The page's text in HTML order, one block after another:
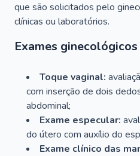
que são solicitados pelo
clínicas ou laboratórios.
Exames
Toque vaginal:
com inserção de dois
abdominal;
Exame especular:
do útero com auxílio do
Exame clínico das